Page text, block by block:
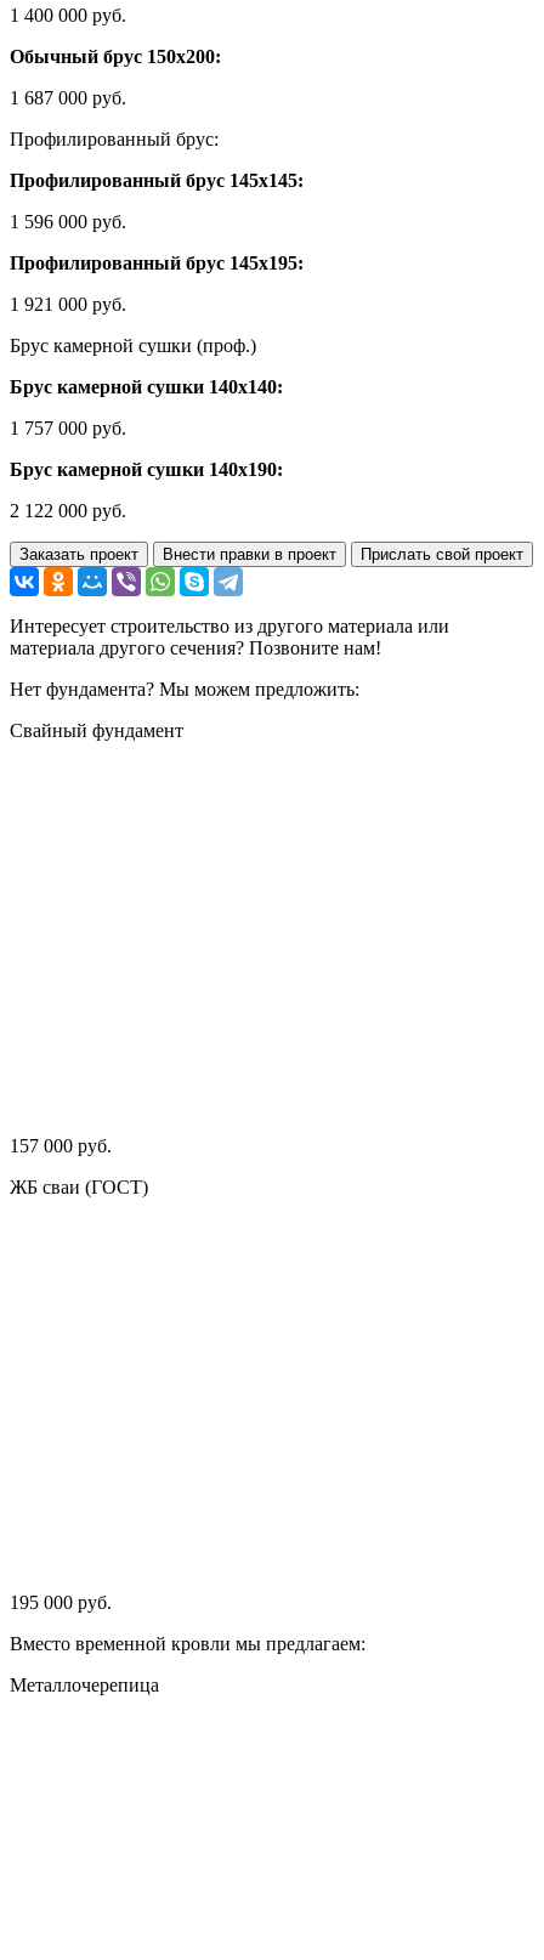
1 400 000 руб.
Обычный брус 150х200:
1 687 000 руб.
Профилированный брус:
Профилированный брус 145х145:
1 596 000 руб.
Профилированный брус 145х195:
1 921 000 руб.
Брус камерной сушки (проф.)
Брус камерной сушки 140х140:
1 757 000 руб.
Брус камерной сушки 140х190:
2 122 000 руб.
Заказать проект Внести правки в проект Прислать свой проект
Интересует строительство из другого материала или
материала другого сечения? Позвоните нам!
Нет фундамента? Мы можем предложить:
Свайный фундамент
157 000 руб.
ЖБ сваи (ГОСТ)
195 000 руб.
Вместо временной кровли мы предлагаем:
Металлочерепица